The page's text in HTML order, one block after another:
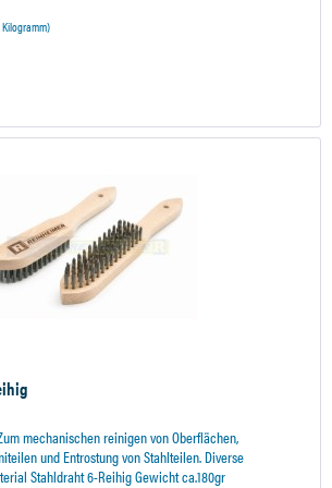
Zum mechanischen reinigen von Oberflächen,
und Entrostung von Stahlteilen. Diverse
Stahldraht 6-Reihig Gewicht ca.180gr